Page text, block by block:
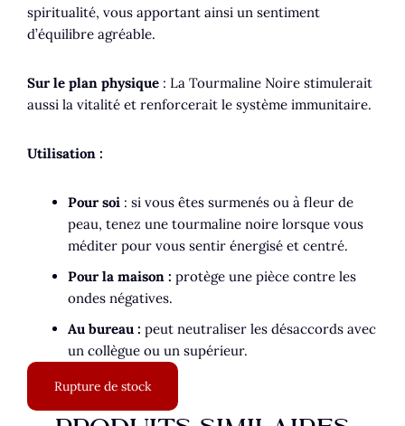
spiritualité, vous apportant ainsi un sentiment
d’équilibre agréable.
Sur le plan physique : La Tourmaline Noire stimulerait
aussi la vitalité et renforcerait le système immunitaire.
Utilisation :
Pour soi : si vous êtes surmenés ou à fleur de
peau, tenez une tourmaline noire lorsque vous
méditer pour vous sentir énergisé et centré.
Pour la maison : protège une pièce contre les
ondes négatives.
Au bureau : peut neutraliser les désaccords avec
un collègue ou un supérieur.
Rupture de stock